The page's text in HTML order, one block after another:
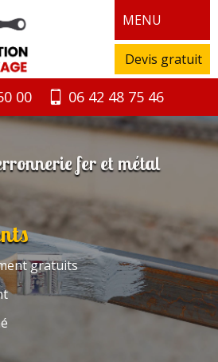
MENU
Devis gratuit
00 06 42 48 75 46
fer et métal
gratuits